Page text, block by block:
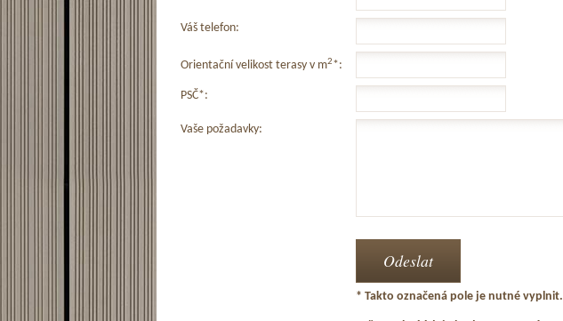
Váš telefon:
Orientační velikost terasy v m2*:
PSČ*:
Vaše požadavky:
* Takto označená pole je nutné vyplnit.